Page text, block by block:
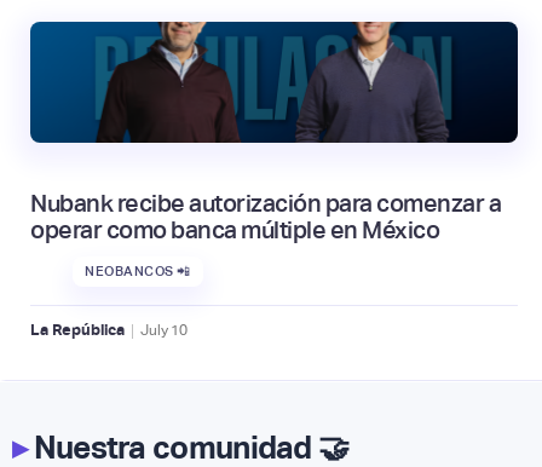
Nubank recibe autorización para comenzar a
operar como banca múltiple en México
NEOBANCOS 📲
La República | July 10
▸Nuestra comunidad 🤝